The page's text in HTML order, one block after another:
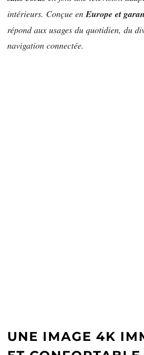
intérieurs. Conçue enEurope et
répond aux usages du quotidien, du
navigation connectée.
UNE IMAGE 4K